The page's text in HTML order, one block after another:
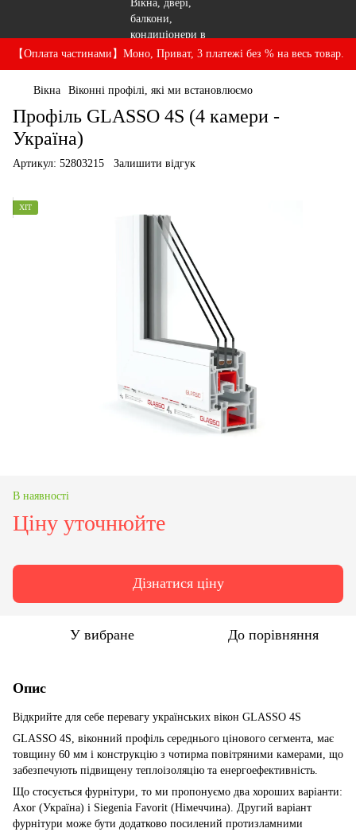
【Оплата частинами】Моно, Приват, 3 платежі без % на весь товар.
Вікна Віконні профілі, які ми встановлюємо
Профіль GLASSO 4S (4 камери -
Україна)
Артикул: 52803215 Залишити відгук
ХІТ
В наявності
Ціну уточнюйте
Дізнатися ціну
У вибране До порівняння
Опис
Відкрийте для себе перевагу українських вікон GLASSO 4S
GLASSO 4S, віконний профіль середнього цінового сегмента, має
товщину 60 мм і конструкцію з чотирма повітряними камерами, що
забезпечують підвищену теплоізоляцію та енергоефективність.
Що стосується фурнітури, то ми пропонуємо два хороших варіанти:
Axor (Україна) і Siegenia Favorit (Німеччина). Другий варіант
фурнітури може бути додатково посилений протизламними